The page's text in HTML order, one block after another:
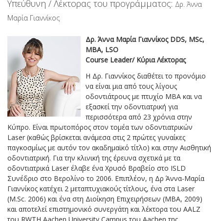
Υπεύθυνη / Λέκτορας του προγράμματος: Δρ. Άννα
Μαρία Γιαννίκος
Δρ. Άννα Μαρία Γιαννίκος DDS, MSc,
MBA, LSO
Course Leader/ Κύρια Λέκτορας
Η Δρ. Γιαννίκος διαθέτει το προνόμιο
να είναι μια από τους λίγους
οδοντιάτρους με πτυχίο MBA και να
εξασκεί την οδοντιατρική για
περισσότερα από 23 χρόνια στην
Κύπρο. Είναι πρωτοπόρος στον τομέα των οδοντιατρικών
Laser (καθώς βρίσκεται ανάμεσα στις 2 πρώτες γυναίκες
παγκοσμίως με αυτόν τον ακαδημαϊκό τίτλο) και στην Αισθητική
οδοντιατρική. Για την κλινική της έρευνα σχετικά με τα
οδοντιατρικά Laser έλαβε ένα Χρυσό Βραβείο στο ISLD
Συνέδριο στο Βερολίνο το 2006. Επιπλέον, η Δρ Άννα-Μαρία
Γιαννίκος κατέχει 2 μεταπτυχιακούς τίτλους, ένα στα Laser
(M.Sc. 2006) και ένα στη Διοίκηση Επιχειρήσεων (MBA, 2009)
και αποτελεί επιστημονικό συνεργάτη και λέκτορα του AALZ